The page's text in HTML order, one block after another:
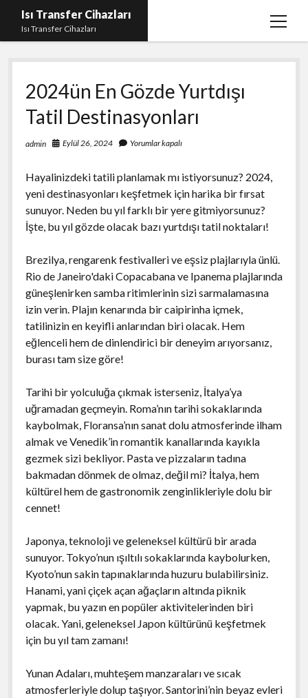
Isı Transfer Cihazları
Isı Transfer Cihazları
menüyü
Instagram Bayan Takipçi Yükseltme Hilesi Parasız
Instagram Beğeni Yükseltme Ücretsiz
instagram gizli hesap görme uygulaması
Liste
Youtube Yorum Hilesi Gerçek
2024ün En Gözde Yurtdışı
Tatil Destinasyonları
admin Eylül 26, 2024 Yorumlar kapalı
Hayalinizdeki tatili planlamak mı istiyorsunuz? 2024,
yeni destinasyonları keşfetmek için harika bir fırsat
sunuyor. Neden bu yıl farklı bir yere gitmiyorsunuz?
İşte, bu yıl gözde olacak bazı yurtdışı tatil noktaları!
Brezilya, rengarenk festivalleri ve eşsiz plajlarıyla ünlü.
Rio de Janeiro'daki Copacabana ve Ipanema plajlarında
güneşlenirken samba ritimlerinin sizi sarmalamasına
izin verin. Plajın kenarında bir caipirinha içmek,
tatilinizin en keyifli anlarından biri olacak. Hem
eğlenceli hem de dinlendirici bir deneyim arıyorsanız,
burası tam size göre!
Tarihi bir yolculuğa çıkmak isterseniz, İtalya’ya
uğramadan geçmeyin. Roma’nın tarihi sokaklarında
kaybolmak, Floransa’nın sanat dolu atmosferinde ilham
almak ve Venedik’in romantik kanallarında kayıkla
gezmek sizi bekliyor. Pasta ve pizzaların tadına
bakmadan dönmek de olmaz, değil mi? İtalya, hem
kültürel hem de gastronomik zenginlikleriyle dolu bir
cennet!
Japonya, teknoloji ve geleneksel kültürü bir arada
sunuyor. Tokyo’nun ışıltılı sokaklarında kaybolurken,
Kyoto’nun sakin tapınaklarında huzuru bulabilirsiniz.
Hanami, yani çiçek açan ağaçların altında piknik
yapmak, bu yazın en popüler aktivitelerinden biri
olacak. Yani, geleneksel Japon kültürünü keşfetmek
için bu yıl tam zamanı!
Yunan Adaları, muhteşem manzaraları ve sıcak
atmosferleriyle dolup taşıyor. Santorini’nin beyaz evleri